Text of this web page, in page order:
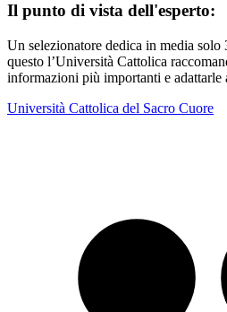
Il punto di vista dell'esperto:
Un selezionatore dedica in media
questo l’Università Cattolica
informazioni più importanti e
Università Cattolica del Sacro Cuore